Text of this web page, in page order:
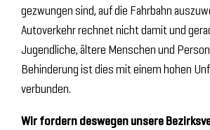
gezwungen sind, auf die Fahrbahn
Autoverkehr rechnet nicht damit und
Jugendliche, ältere Menschen und
Behinderung ist dies mit einem hohen
verbunden.
Wir fordern deswegen unsere